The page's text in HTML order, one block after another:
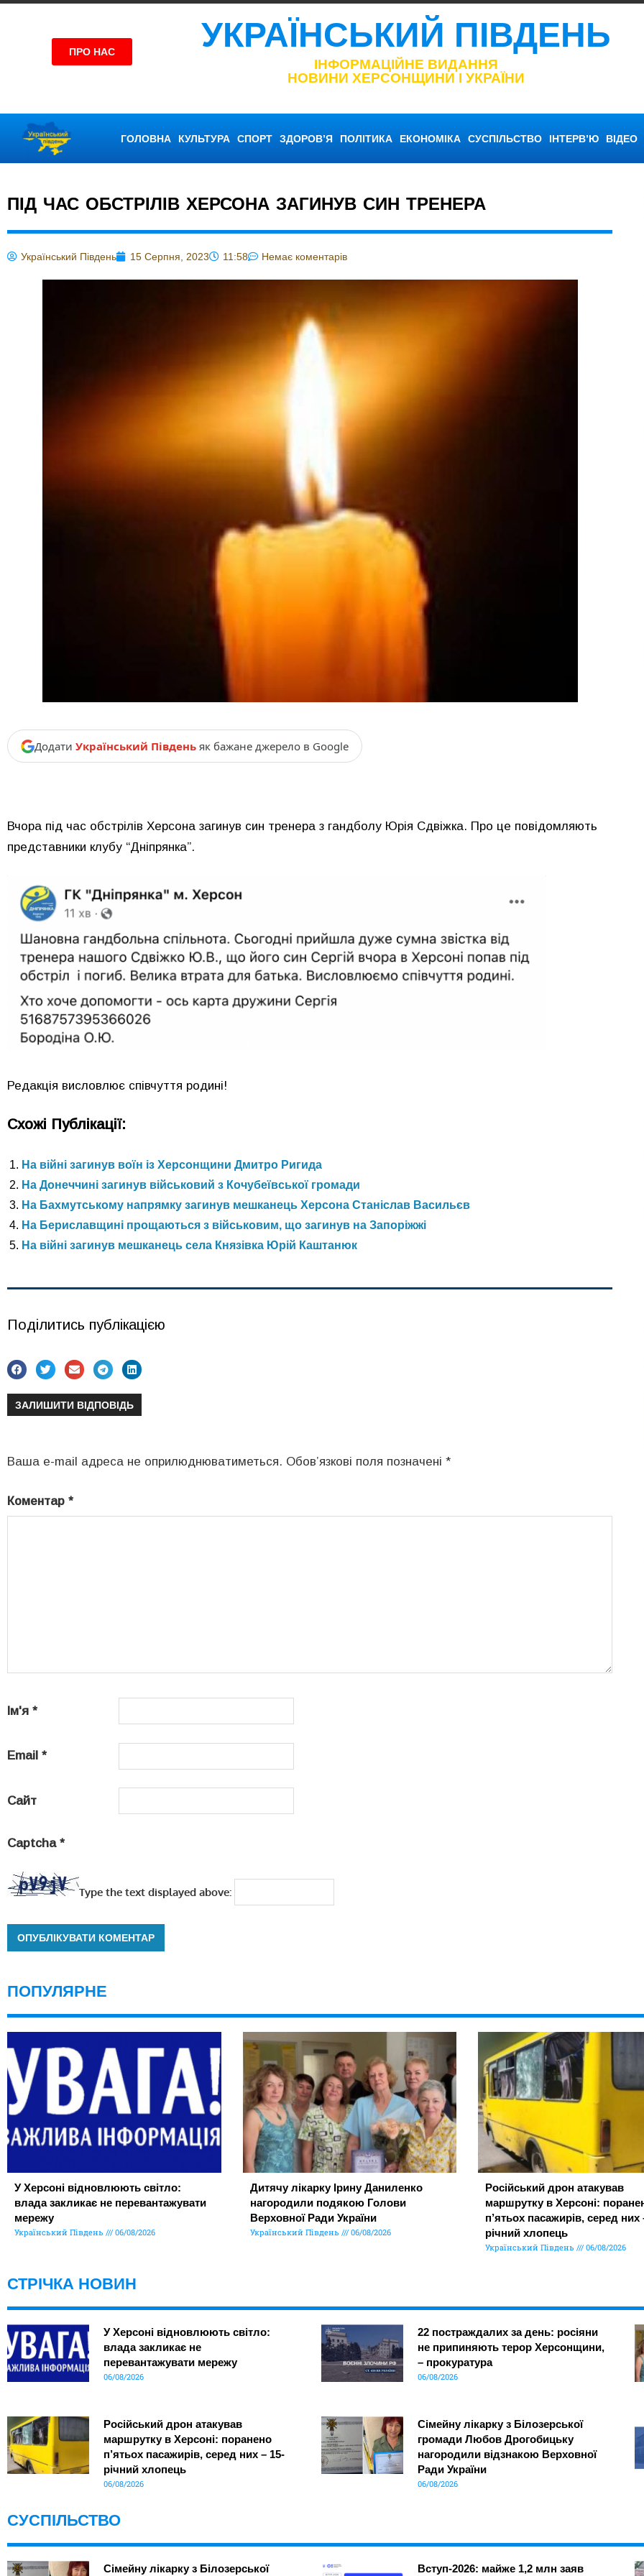
ПРО НАС УКРАЇНСЬКИЙ ПІВДЕНЬ
ІНФОРМАЦІЙНЕ ВИДАННЯ
НОВИНИ ХЕРСОНЩИНИ І УКРАЇНИ
ГОЛОВНА КУЛЬТУРА СПОРТ ЗДОРОВ’Я ПОЛІТИКА ЕКОНОМІКА СУСПІЛЬСТВО ІНТЕРВ’Ю ВІДЕО
ПІД ЧАС ОБСТРІЛІВ ХЕРСОНА ЗАГИНУВ СИН ТРЕНЕРА
Український Південь 15 Серпня, 2023 11:58 Немає коментарів
Додати Український Південь як бажане джерело в Google
Вчора під час обстрілів Херсона загинув син тренера з гандболу Юрія Сдвіжка. Про це повідомляють
представники клубу “Дніпрянка”.
Редакція висловлює співчуття родині!
Схожі Публікації:
На війні загинув воїн із Херсонщини Дмитро Ригида
На Донеччині загинув військовий з Кочубеївської громади
На Бахмутському напрямку загинув мешканець Херсона Станіслав Васильєв
На Бериславщині прощаються з військовим, що загинув на Запоріжжі
На війні загинув мешканець села Князівка Юрій Каштанюк
Поділитись публікацією
ЗАЛИШИТИ ВІДПОВІДЬ
Ваша e-mail адреса не оприлюднюватиметься. Обов’язкові поля позначені *
Коментар *
Ім'я *
Email *
Сайт
Captcha *
Type the text displayed above:
ПОПУЛЯРНЕ
У Херсоні відновлюють світло:
влада закликає не перевантажувати
мережу
Український Південь 06/08/2026
Дитячу лікарку Ірину Даниленко
нагородили подякою Голови
Верховної Ради України
Український Південь 06/08/2026
Російський дрон атакував
маршрутку в Херсоні:
п’ятьох пасажирів, серед них
річний хлопець
Український Південь 06/08/2026
СТРІЧКА НОВИН
У Херсоні відновлюють світло:
влада закликає не
перевантажувати мережу
06/08/2026
22 постраждалих за день: росіяни
не припиняють терор Херсонщини,
– прокуратура
06/08/2026
Російський дрон атакував
маршрутку в Херсоні: поранено
п’ятьох пасажирів, серед них – 15-
річний хлопець
06/08/2026
Сімейну лікарку з Білозерської
громади Любов Дрогобицьку
нагородили відзнакою Верховної
Ради України
06/08/2026
СУСПІЛЬСТВО
Сімейну лікарку з Білозерської Вступ-2026: майже 1,2 млн заяв